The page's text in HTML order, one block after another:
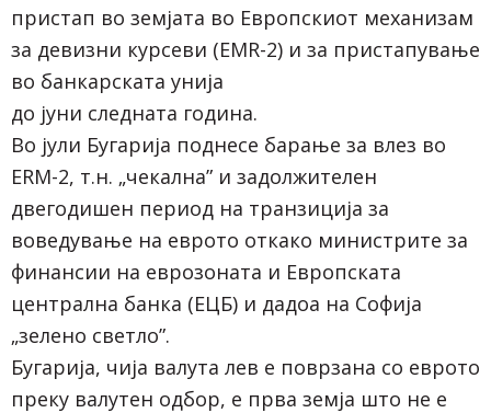
пристап во земјата во Европскиот механизам
за девизни курсеви (EMR-2) и за пристапување
во банкарската унија
до јуни следната година.
Во јули Бугарија поднесе барање за влез во
ERM-2, т.н. „чекална” и задолжителен
двегодишен период на транзиција за
воведување на еврото откако министрите за
финансии на еврозоната и Европската
централна банка (ЕЦБ) и дадоа на Софија
„зелено светло”.
Бугарија, чија валута лев е поврзана со еврото
преку валутен одбор, е прва земја што не е